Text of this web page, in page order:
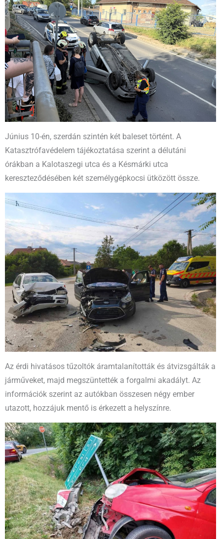
Június 10-én, szerdán szintén két baleset történt. A
Katasztrófavédelem tájékoztatása szerint a délutáni
órákban a Kalotaszegi utca és a Késmárki utca
kereszteződésében két személygépkocsi ütközött össze.
Az érdi hivatásos tűzoltók áramtalanították és átvizsgálták a
járműveket, majd megszüntették a forgalmi akadályt. Az
információk szerint az autókban összesen négy ember
utazott, hozzájuk mentő is érkezett a helyszínre.